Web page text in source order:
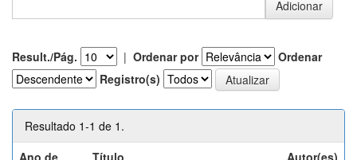
Result./Pág. | Ordenar por
Ordenar
Registro(s)
Resultado 1-1 de 1.
Ano de
Título Autor(es)